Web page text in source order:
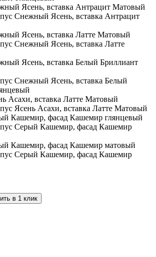
Снежный Ясень, вставка Антрацит
Снежный Ясень, вставка Латте
Снежный Ясень, вставка Белый
Ясень Асахи, вставка Латте Матовый
Серый Кашемир, фасад Кашемир
Серый Кашемир, фасад Кашемир
в 1 клик